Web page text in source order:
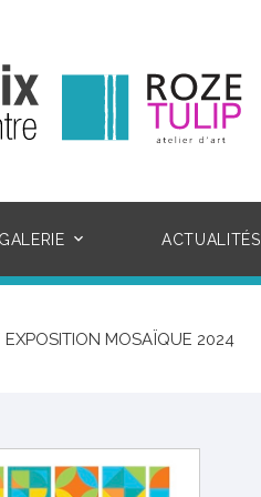
GALERIE ACTUALITÉS
EXPOSITION MOSAÏQUE 2024